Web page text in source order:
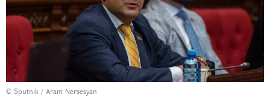
© Sputnik / Aram Nersesyan